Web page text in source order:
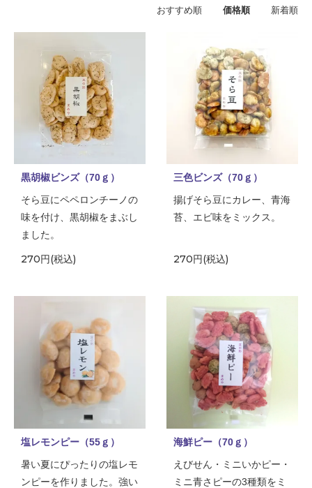
おすすめ順
価格順 新着順
黒胡椒ビンズ（70ｇ）
そら豆にペペロンチーノの
味を付け、黒胡椒をまぶし
ました。
270円(税込)
三色ビンズ（70ｇ）
揚げそら豆にカレー、青海
苔、エビ味をミックス。
270円(税込)
塩レモンピー（55ｇ）
暑い夏にぴったりの塩レモ
ンピーを作りました。強い
海鮮ピー（70ｇ）
えびせん・ミニいかピー・
ミニ青さピーの3種類をミ